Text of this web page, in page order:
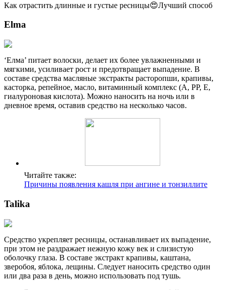
Как отрастить длинные и густые ресницы😍Лучший способ
Elma
‘Елма’ питает волоски, делает их более увлажненными и
мягкими, усиливает рост и предотвращает выпадение. В
составе средства масляные экстракты расторопши, крапивы,
касторка, репейное, масло, витаминный комплекс (А, РР, Е,
гиалуроновая кислота). Можно наносить на ночь или в
дневное время, оставив средство на несколько часов.
Читайте также:
Причины появления кашля при ангине и тонзиллите
Talika
Средство укрепляет ресницы, останавливает их выпадение,
при этом не раздражает нежную кожу век и слизистую
оболочку глаза. В составе экстракт крапивы, каштана,
зверобоя, яблока, лещины. Следует наносить средство один
или два раза в день, можно использовать под тушь.